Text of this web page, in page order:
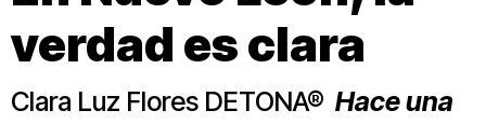
verdad es clara
Clara Luz Flores DETONA® Hace una